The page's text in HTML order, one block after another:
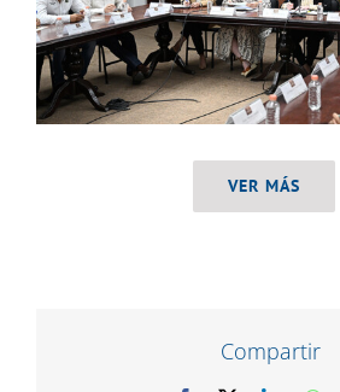
VER MÁS
Compartir